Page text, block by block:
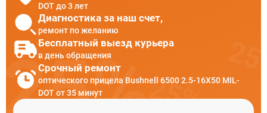
DOT до 3 лет
Диагностика за наш счет,
ремонт по желанию
Бесплатный выезд курьера
в день обращения
Срочный ремонт
оптического прицела Bushnell 6500 2.5-16X50 MIL-
DOT от 35 минут